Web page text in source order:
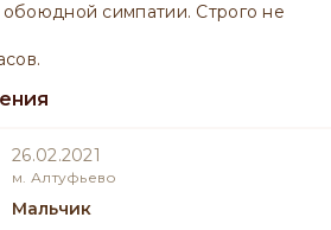
обоюдной симпатии. Строго не
26.02.2021
м. Алтуфьево
мальчик